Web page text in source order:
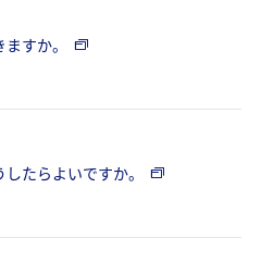
すか。
たらよいですか。